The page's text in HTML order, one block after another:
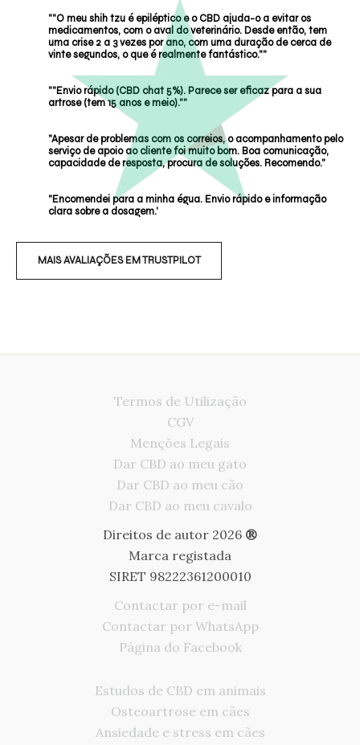
""O meu shih tzu é epiléptico e o CBD ajuda-o a evitar os
medicamentos, com o aval do veterinário. Desde então, tem
uma crise 2 a 3 vezes por ano, com uma duração de cerca de
vinte segundos, o que é realmente fantástico.""
""Envio rápido (CBD chat 5%). Parece ser eficaz para a sua
artrose (tem 15 anos e meio).""
"Apesar de problemas com os correios, o acompanhamento pelo
serviço de apoio ao cliente foi muito bom. Boa comunicação,
capacidade de resposta, procura de soluções. Recomendo."
"Encomendei para a minha égua. Envio rápido e informação
clara sobre a dosagem.'
MAIS AVALIAÇÕES EM TRUSTPILOT
Termos de Utilização
CGV
Menções Legais
Dar CBD ao meu gato
Dar CBD ao meu cão
Dar CBD ao meu cavalo
Direitos de autor 2026 ®
Marca registada
SIRET 98222361200010
Contactar por e-mail
Contactar por WhatsApp
Página do Facebook
Estudos de CBD em animais
Osteoartrose em cães
Ansiedade e stress em cães
Deutsch